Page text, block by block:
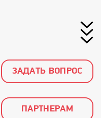
ЗАДАТЬ ВОПРОС
ПАРТНЕРАМ